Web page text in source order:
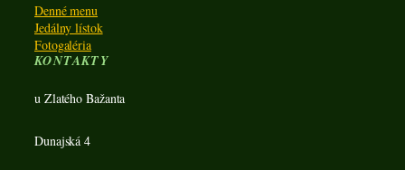
Denné menu
Jedálny lístok
Fotogaléria
KONTAKTY
u Zlatého Bažanta
Dunajská 4